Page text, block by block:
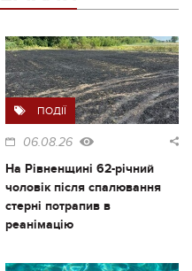
ПОДІЇ
06.08.26
На Рівненщині 62-річний
чоловік після спалювання
стерні потрапив в
реанімацію